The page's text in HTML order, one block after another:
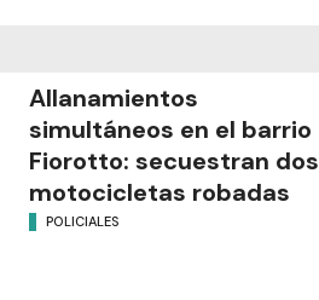
Allanamientos
simultáneos en el barrio
Fiorotto: secuestran dos
motocicletas robadas
POLICIALES